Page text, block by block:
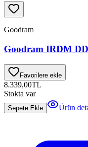
Goodram
Goodram IRDM
Favorilere ekle
8.339,00TL
Stokta var
Sepete Ekle Ürün